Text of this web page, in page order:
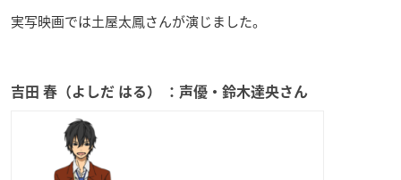
実写映画では土屋太鳳さんが演じました。
吉田 春（よしだ はる） ：声優・鈴木達央さん